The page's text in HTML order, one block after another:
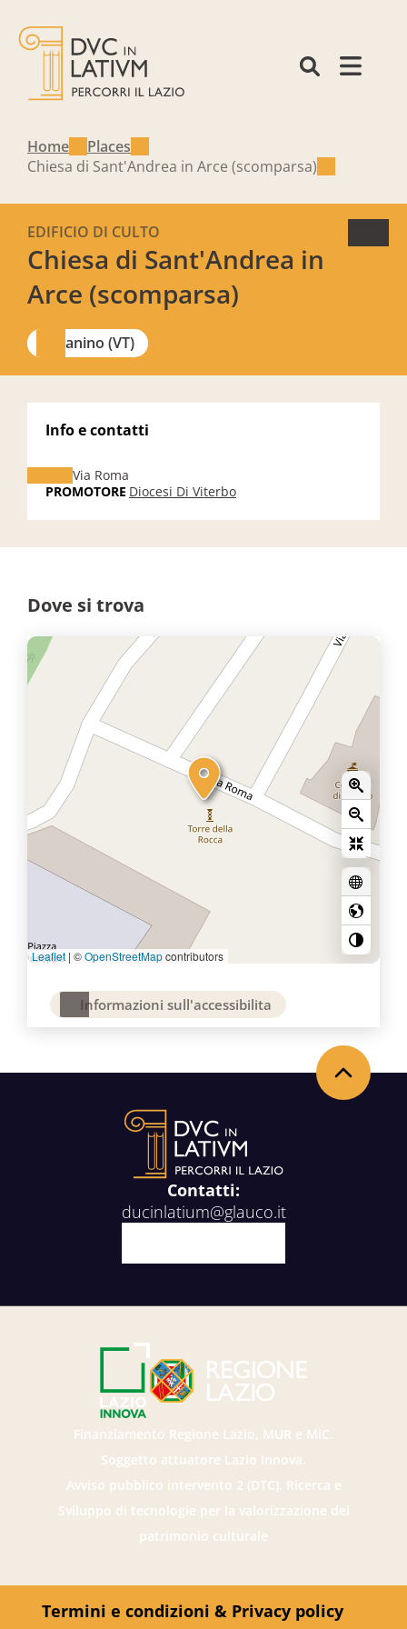
Home
Places
Chiesa di Sant'Andrea in Arce (scomparsa)
Chiesa di Sant'Andrea in
Arce (scomparsa)
EDIFICIO DI CULTO
Canino (VT)
Info e contatti
Via Roma
PROMOTORE Diocesi Di Viterbo
Dove si trova
Leaflet | ©OpenStreetMapcontributors
Informazioni sull'accessibilita
Contatti:
ducinlatium@glauco.it
Finanziamento Regione Lazio, MUR e MiC.
Soggetto attuatore Lazio Innova.
Avviso pubblico intervento 2 (DTC). Ricerca e
Sviluppo di tecnologie per la valorizzazione del
patrimonio culturale
Termini e condizioni & Privacy policy
Back to the top